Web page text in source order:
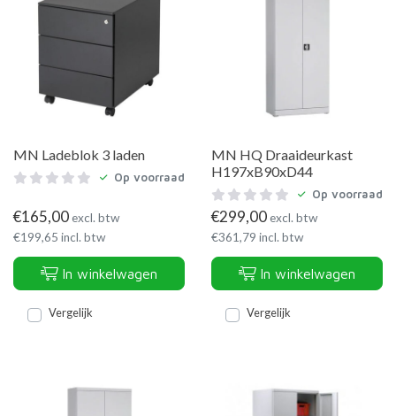
MN Ladeblok 3 laden
Op voorraad
€165,00excl. btw
€199,65 incl. btw
In winkelwagen
Vergelijk
MN HQ Draaideurkast
H197xB90xD44
Op voorraad
€299,00excl. btw
€361,79 incl. btw
In winkelwagen
Vergelijk